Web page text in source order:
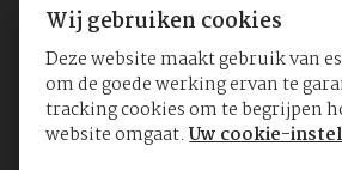
Wij gebruiken cookies
Deze website maakt gebruik van
om de goede werking ervan te
tracking cookies om te begrijpen
website omgaat.Uw cookie-